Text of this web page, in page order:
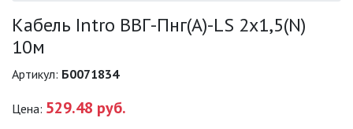
Кабель Intro ВВГ-Пнг(А)-LS 2х1,5(N)
10м
Артикул: Б0071834
Цена: 529.48 руб.